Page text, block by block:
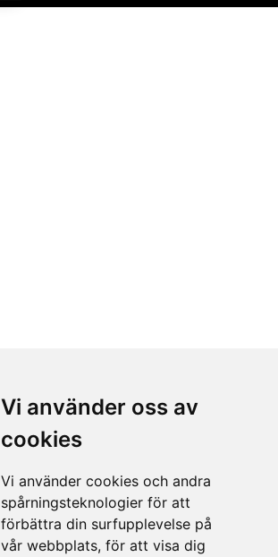
Vi använder oss av
cookies
Vi använder cookies och andra
spårningsteknologier för att
förbättra din surfupplevelse på
vår webbplats, för att visa dig